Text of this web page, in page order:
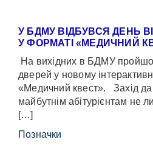
У БДМУ ВІДБУВСЯ ДЕНЬ
У ФОРМАТІ «МЕДИЧНИЙ
На вихідних в БДМУ
дверей у новому
«Медичний квест». Захід
майбутнім абітурієнтам не
[…]
Позначки